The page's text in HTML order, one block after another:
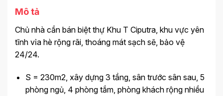
Mô tả
Chủ nhà cần bán biệt thự Khu T Ciputra, khu vực yên
tĩnh vỉa hè rộng rãi, thoáng mát sạch sẽ, bảo vệ
24/24.
S = 230m2, xây dựng 3 tầng, sân trước sân sau, 5
phòng ngủ, 4 phòng tắm, phòng khách rộng nhiều